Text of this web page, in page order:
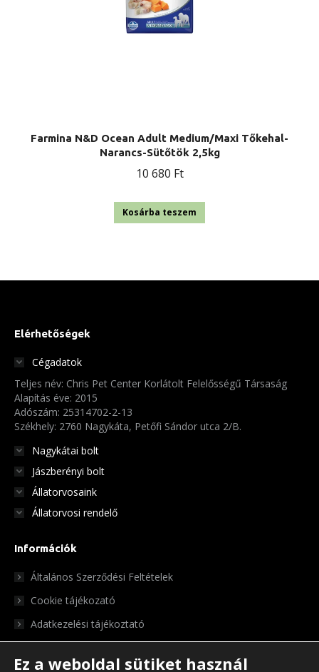
Farmina N&D Ocean Adult Medium/Maxi Tőkehal-
Narancs-Sütőtök 2,5kg
10 680 Ft
Kosárba teszem
Elérhetőségek
Cégadatok
Teljes név: Chris Pet Center Korlátolt Felelősségű Társaság
Alapítás éve: 2015
Adószám: 25314702-2-13
Székhely: 2760 Nagykáta, Petőfi Sándor utca 2/B.
Nagykátai bolt
Jászberényi bolt
Állatorvosaink
Állatorvosi rendelő
Információk
Általános Szerződési Feltételek
Cookie tájékozató
Adatkezelési tájékoztató
Ez a weboldal sütiket használ